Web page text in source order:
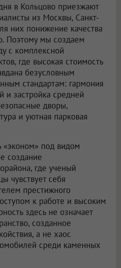
в Кольцово приезжают
из Москвы, Санкт-
них понижение качества
Поэтому мы создаем
с комплексной
где высокая стоимость
безусловным
стандартам: гармония
и застройка средней
дворы,
и уютная парковая
«эконом» под видом
создание
где ученый
чувствует себя
престижного
к работе и высоким
здесь не означает
созданное
а не хаос
среди каменных